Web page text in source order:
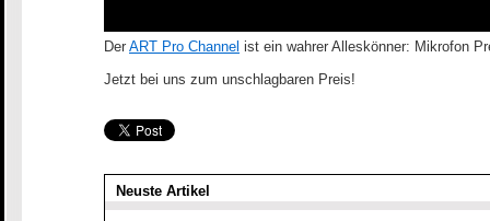
Der ART Pro Channel ist ein wahrer Alleskönner: Mikrofon
Jetzt bei uns zum unschlagbaren Preis!
Neuste Artikel